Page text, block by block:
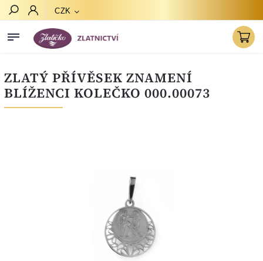
CZK
ZLATÝ PŘÍVĚSEK ZNAMENÍ
BLÍŽENCI KOLEČKO 000.00073